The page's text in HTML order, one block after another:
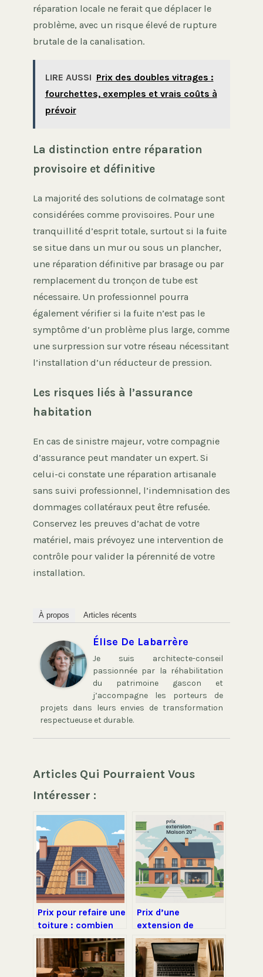
réparation locale ne ferait que déplacer le
problème, avec un risque élevé de rupture
brutale de la canalisation.
LIRE AUSSI Prix des doubles vitrages :
fourchettes, exemples et vrais coûts à
prévoir
La distinction entre réparation
provisoire et définitive
La majorité des solutions de colmatage sont
considérées comme provisoires. Pour une
tranquillité d’esprit totale, surtout si la fuite
se situe dans un mur ou sous un plancher,
une réparation définitive par brasage ou par
remplacement du tronçon de tube est
nécessaire. Un professionnel pourra
également vérifier si la fuite n’est pas le
symptôme d’un problème plus large, comme
une surpression sur votre réseau nécessitant
l’installation d’un réducteur de pression.
Les risques liés à l’assurance
habitation
En cas de sinistre majeur, votre compagnie
d’assurance peut mandater un expert. Si
celui-ci constate une réparation artisanale
sans suivi professionnel, l’indemnisation des
dommages collatéraux peut être refusée.
Conservez les preuves d’achat de votre
matériel, mais prévoyez une intervention de
contrôle pour valider la pérennité de votre
installation.
À propos Articles récents
Élise De Labarrère
Je suis architecte-conseil
passionnée par la réhabilitation
du patrimoine gascon et
j’accompagne les porteurs de
projets dans leurs envies de transformation
respectueuse et durable.
Articles Qui Pourraient Vous
Intéresser :
Prix pour refaire une
toiture : combien
prévoir et comment
optimiser son
budget
Prix d’une
extension de
maison de 20 m² :
budget, exemples
et astuces